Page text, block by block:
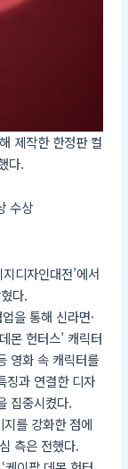
제작한 한정판 컬
다.
수상
디자인대전’에서
다.
을 통해 신라면·
몬 헌터스’ 캐릭터
영화 속 캐릭터를
징과 연결한 디자
집중시켰다.
를 강화한 점에
측은 전했다.